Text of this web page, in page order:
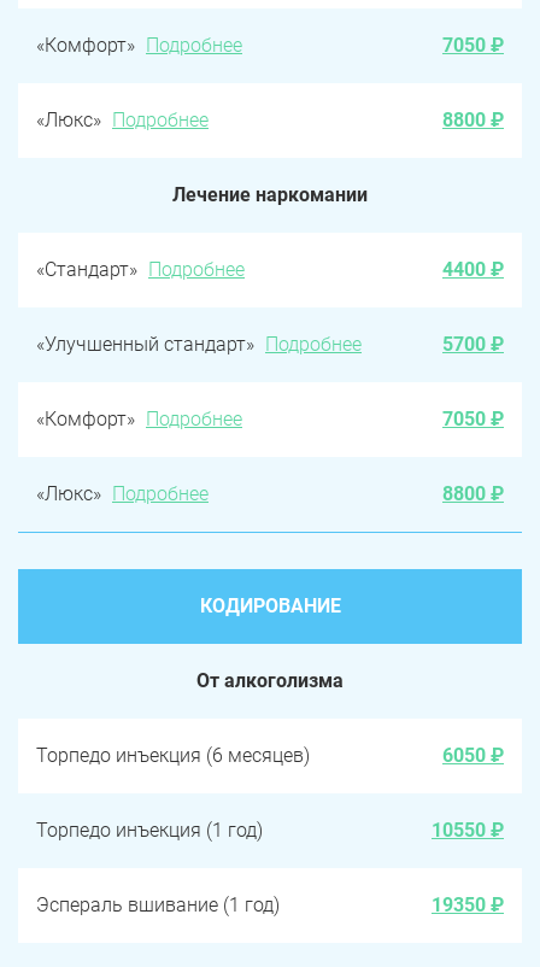
«Комфорт» Подробнее 7050 ₽
«Люкс» Подробнее 8800 ₽
Лечение наркомании
«Стандарт» Подробнее 4400 ₽
«Улучшенный стандарт» Подробнее 5700 ₽
«Комфорт» Подробнее 7050 ₽
«Люкс» Подробнее 8800 ₽
КОДИРОВАНИЕ
От алкоголизма
Торпедо инъекция (6 месяцев) 6050 ₽
Торпедо инъекция (1 год) 10550 ₽
Эспераль вшивание (1 год) 19350 ₽